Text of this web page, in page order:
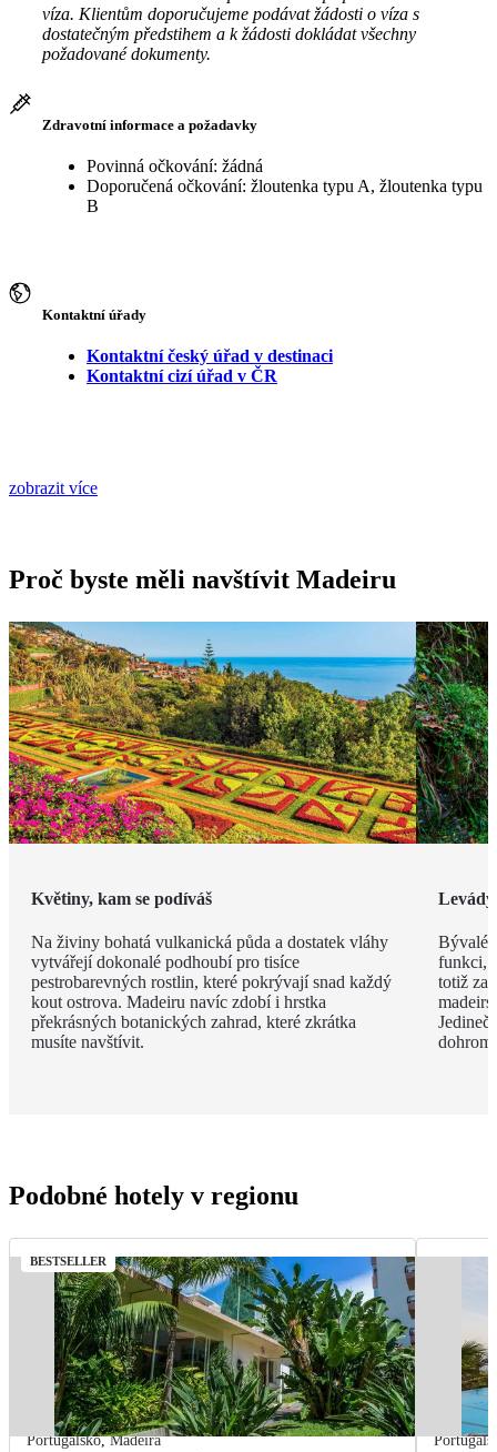
víza. Klientům doporučujeme podávat žádosti o víza s
dostatečným předstihem a k žádosti dokládat všechny
požadované dokumenty.
Zdravotní informace a požadavky
Povinná očkování: žádná
Doporučená očkování: žloutenka typu A, žloutenka typu
B
Kontaktní úřady
Kontaktní český úřad v destinaci
Kontaktní cizí úřad v ČR
zobrazit více
Proč byste měli navštívit Madeiru
Květiny, kam se podíváš
Na živiny bohatá vulkanická půda a dostatek vláhy
vytvářejí dokonalé podhoubí pro tisíce
pestrobarevných rostlin, které pokrývají snad každý
kout ostrova. Madeiru navíc zdobí i hrstka
překrásných botanických zahrad, které zkrátka
musíte navštívit.
Levády
Bývalé
funkci,
totiž
Podobné hotely v regionu
BESTSELLER
Portugalsko,Madeira